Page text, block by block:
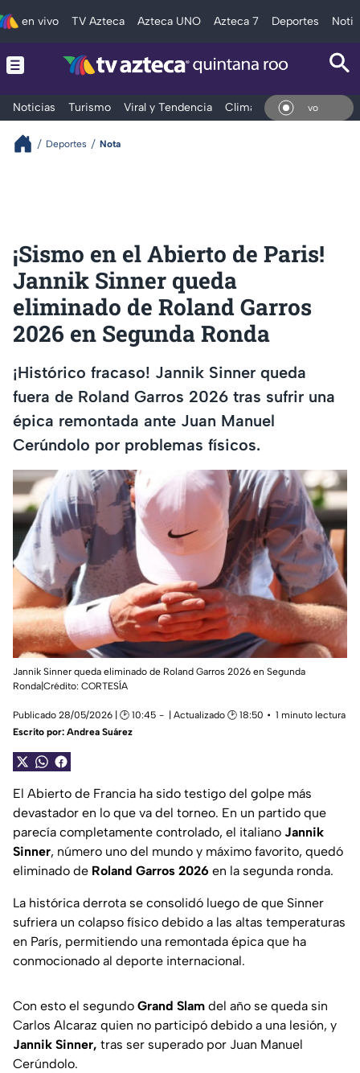
en vivo TV Azteca Azteca UNO Azteca 7 Deportes
Noticias Turismo Viral y Tendencia Clima Tráfico En
Deportes Nota
¡Sismo en el Abierto de Paris!
Jannik Sinner queda
eliminado de Roland Garros
2026 en Segunda Ronda
¡Histórico fracaso! Jannik Sinner queda
fuera de Roland Garros 2026 tras sufrir una
épica remontada ante Juan Manuel
Cerúndolo por problemas físicos.
Jannik Sinner queda eliminado de Roland Garros 2026 en Segunda
Ronda|Crédito: CORTESÍA
Publicado 28/05/2026 | 🕑 10:45 | Actualizado 🕑 18:50
1 minuto lectura
Escrito por: Andrea Suárez
El Abierto de Francia ha sido testigo del golpe más
devastador en lo que va del torneo. En un partido que
parecía completamente controlado, el italiano Jannik
Sinner, número uno del mundo y máximo favorito, quedó
eliminado de Roland Garros 2026 en la segunda ronda.
La histórica derrota se consolidó luego de que Sinner
sufriera un colapso físico debido a las altas temperaturas
en París, permitiendo una remontada épica que ha
conmocionado al deporte internacional.
Con esto el segundo Grand Slam del año se queda sin
Carlos Alcaraz quien no participó debido a una lesión, y
Jannik Sinner, tras ser superado por Juan Manuel
Cerúndolo.